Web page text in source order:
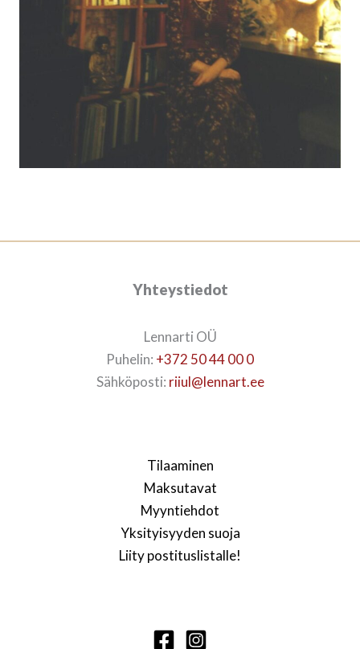
Yhteystiedot
Lennarti OÜ
Puhelin: +372 50 44 00 0
Sähköposti: riiul@lennart.ee
Tilaaminen
Maksutavat
Myyntiehdot
Yksityisyyden suoja
Liity postituslistalle!